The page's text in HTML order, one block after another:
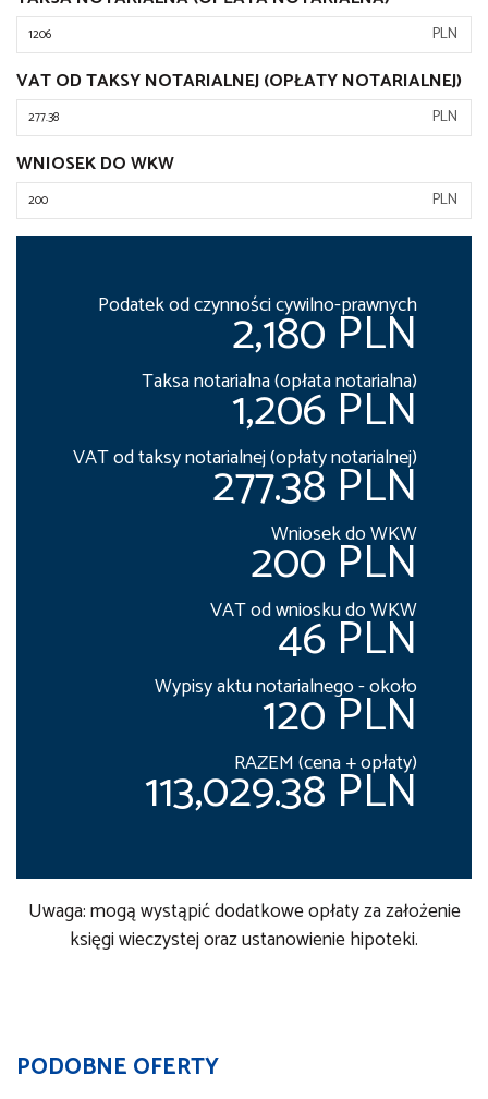
PLN
VAT OD TAKSY NOTARIALNEJ (OPŁATY NOTARIALNEJ)
PLN
WNIOSEK DO WKW
PLN
Podatek od czynności cywilno-prawnych
2,180 PLN
Taksa notarialna (opłata notarialna)
1,206 PLN
VAT od taksy notarialnej (opłaty notarialnej)
277.38 PLN
Wniosek do WKW
200 PLN
VAT od wniosku do WKW
46 PLN
Wypisy aktu notarialnego - około
120 PLN
RAZEM (cena + opłaty)
113,029.38 PLN
Uwaga: mogą wystąpić dodatkowe opłaty za założenie
księgi wieczystej oraz ustanowienie hipoteki.
PODOBNE OFERTY